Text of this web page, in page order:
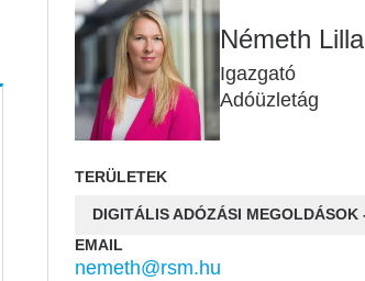
Németh Lilla
Igazgató
Adóüzletág
TERÜLETEK
EMAIL
nemeth@rsm.hu